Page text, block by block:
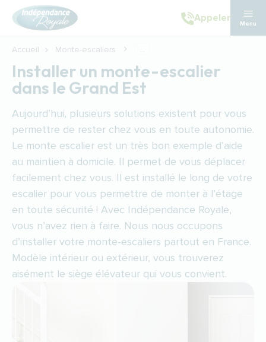
Aller au contenu principal
Appeler
Menu
Accueil Monte-escaliers ...
Installer un monte-escalier
dans le Grand Est
Aujourd’hui, plusieurs solutions existent pour vous
permettre de rester chez vous en toute autonomie.
Le monte escalier est un très bon exemple d’aide
au maintien à domicile. Il permet de vous déplacer
facilement chez vous. Il est installé le long de votre
escalier pour vous permettre de monter à l’étage
en toute sécurité ! Avec Indépendance Royale,
vous n’avez rien à faire. Nous nous occupons
d’installer votre monte-escaliers partout en France.
Modèle intérieur ou extérieur, vous trouverez
aisément le siège élévateur qui vous convient.